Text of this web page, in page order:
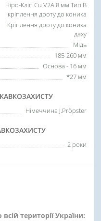
Ніро-Кліп Cu V2A 8 мм Тип В
кріплення дроту до коника
Кріплення дроту до коника
даху
Мідь
185-260 мм
Основа - 16 мм
*27 мм
Німеччина J.Pröpster
2 роки
території України: